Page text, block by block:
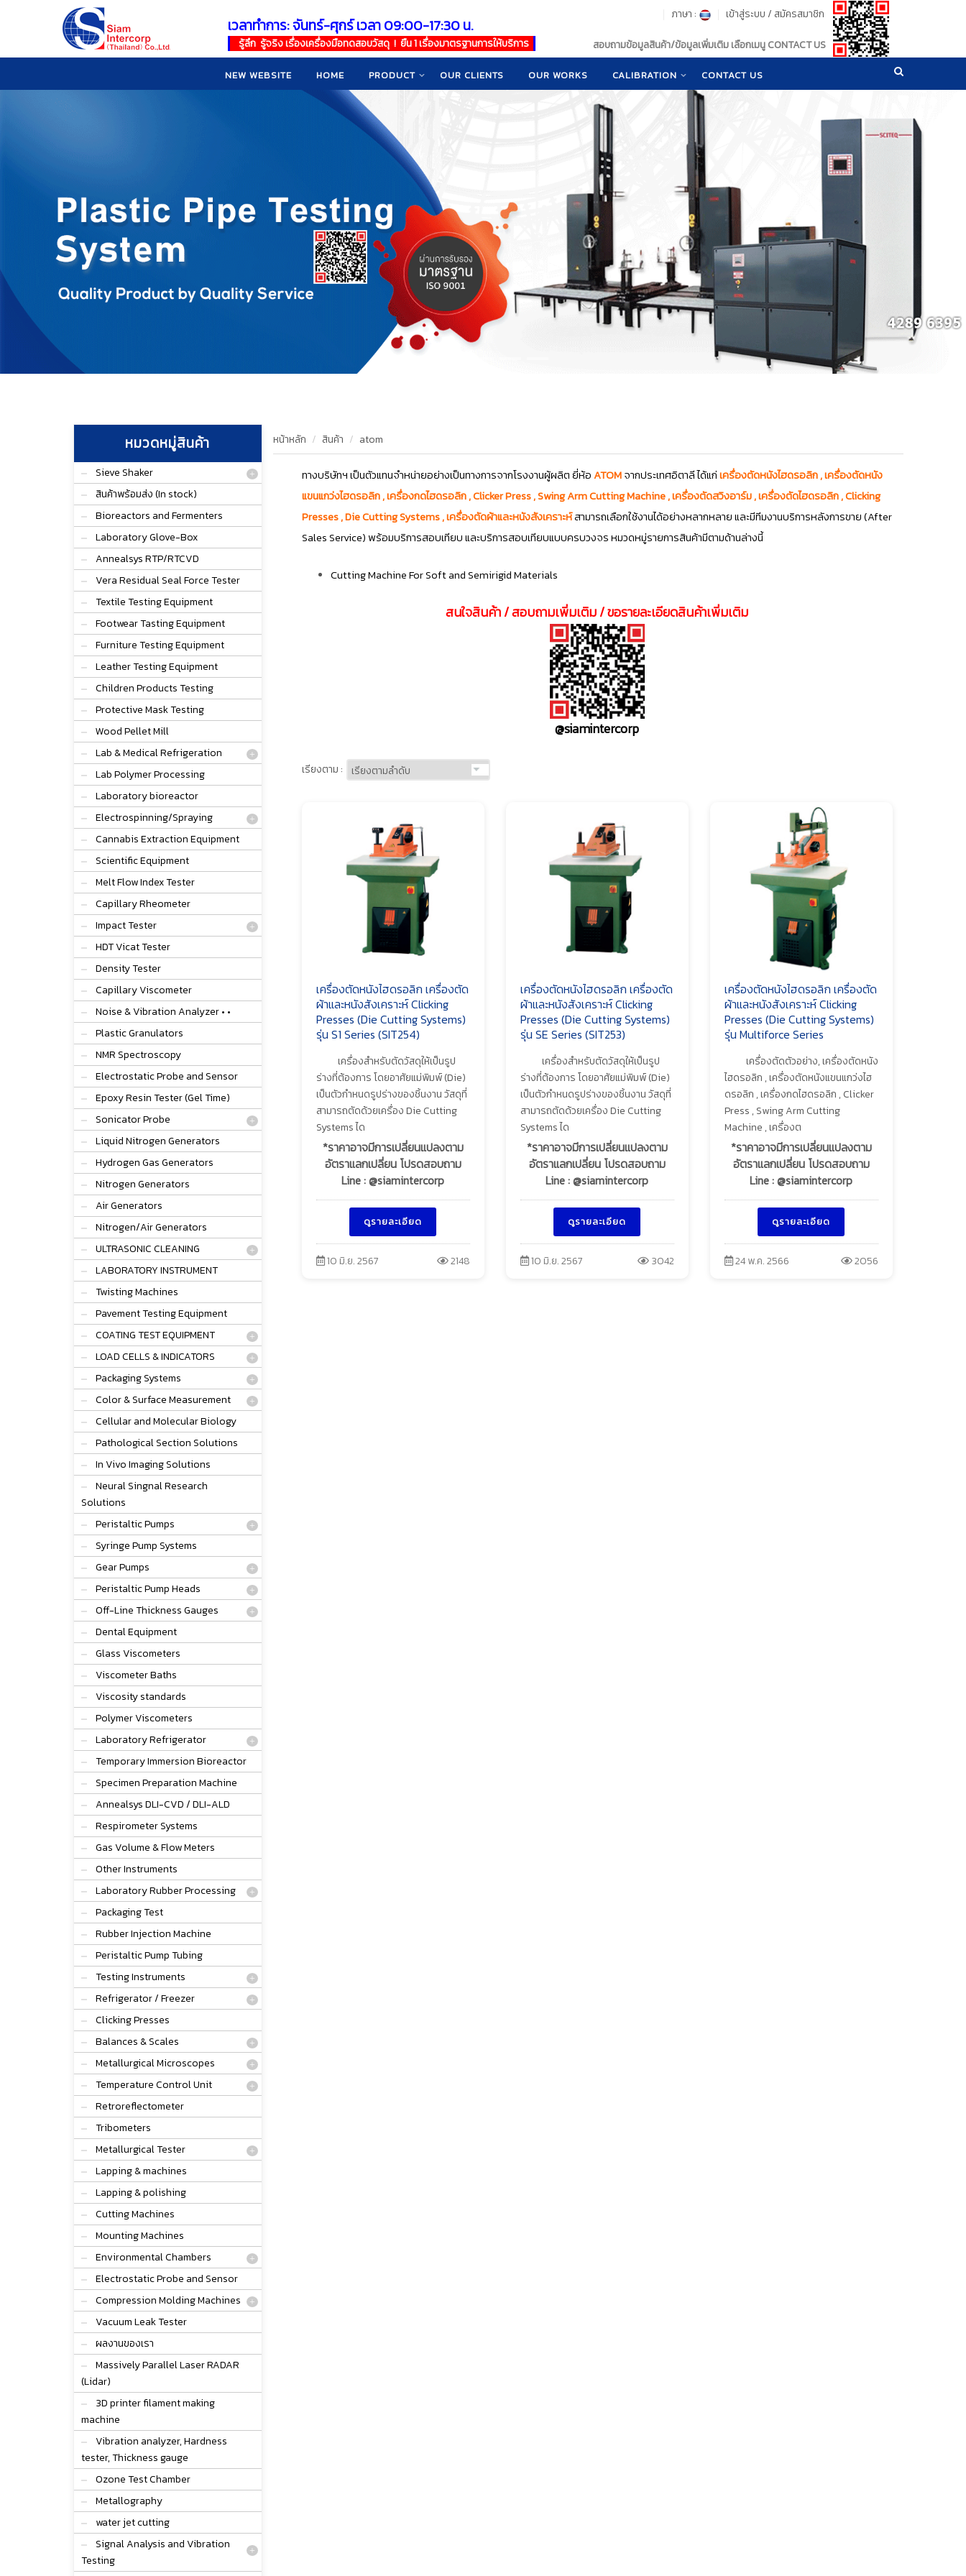
เวลาทำการ: จันทร์-ศุกร์ เวลา 09:00-17:30 น.
รู้ลึก รู้จริง เรื่องเครื่องมือทดสอบวัสดุ ! ยืน 1 เรื่องมาตรฐานการให้บริการ
เข้าสู่ระบบ / สมัครสมาชิก
ภาษา :
สอบถามข้อมูลสินค้า/ข้อมูลเพิ่มเติม เลือกเมนู CONTACT US
NEW WEBSITE HOME PRODUCT OUR CLIENTS OUR WORKS CALIBRATION CONTACT US
หมวดหมู่สินค้า
Sieve Shaker
สินค้าพร้อมส่ง (In stock)
Bioreactors and Fermenters
Laboratory Glove-Box
Annealsys RTP/RTCVD
Vera Residual Seal Force Tester
Textile Testing Equipment
Footwear Tasting Equipment
Furniture Testing Equipment
Leather Testing Equipment
Children Products Testing
Protective Mask Testing
Wood Pellet Mill
Lab & Medical Refrigeration
Lab Polymer Processing
Laboratory bioreactor
Electrospinning/Spraying
Cannabis Extraction Equipment
Scientific Equipment
Melt Flow Index Tester
Capillary Rheometer
Impact Tester
HDT Vicat Tester
Density Tester
Capillary Viscometer
Noise & Vibration Analyzer • •
Plastic Granulators
NMR Spectroscopy
Electrostatic Probe and Sensor
Epoxy Resin Tester (Gel Time)
Sonicator Probe
Liquid Nitrogen Generators
Hydrogen Gas Generators
Nitrogen Generators
Air Generators
Nitrogen/Air Generators
ULTRASONIC CLEANING
LABORATORY INSTRUMENT
Twisting Machines
Pavement Testing Equipment
COATING TEST EQUIPMENT
LOAD CELLS & INDICATORS
Packaging Systems
Color & Surface Measurement
Cellular and Molecular Biology
Pathological Section Solutions
In Vivo Imaging Solutions
Neural Singnal Research
Solutions
Peristaltic Pumps
Syringe Pump Systems
Gear Pumps
Peristaltic Pump Heads
Off-Line Thickness Gauges
Dental Equipment
Glass Viscometers
Viscometer Baths
Viscosity standards
Polymer Viscometers
Laboratory Refrigerator
Temporary Immersion Bioreactor
Specimen Preparation Machine
Annealsys DLI-CVD / DLI-ALD
Respirometer Systems
Gas Volume & Flow Meters
Other Instruments
Laboratory Rubber Processing
Packaging Test
Rubber Injection Machine
Peristaltic Pump Tubing
Testing Instruments
Refrigerator / Freezer
Clicking Presses
Balances & Scales
Metallurgical Microscopes
Temperature Control Unit
Retroreflectometer
Tribometers
Metallurgical Tester
Lapping & machines
Lapping & polishing
Cutting Machines
Mounting Machines
Environmental Chambers
Electrostatic Probe and Sensor
Compression Molding Machines
Vacuum Leak Tester
ผลงานของเรา
Massively Parallel Laser RADAR
(Lidar)
3D printer filament making
machine
Vibration analyzer, Hardness
tester, Thickness gauge
Ozone Test Chamber
Metallography
water jet cutting
Signal Analysis and Vibration
Testing
หน้าหลัก สินค้า atom
ทางบริษัทฯ เป็นตัวแทนจำหน่ายอย่างเป็นทางการจากโรงงานผู้ผลิต ยี่ห้อATOM จากประเทศอิตาลี ได้แก่เครื่องตัดหนังไฮดรอลิก , เครื่องตัดหนัง
แขนแกว่งไฮดรอลิก , เครื่องกดไฮดรอลิก , Clicker Press , Swing Arm Cutting Machine , เครื่องตัดสวิงอาร์ม , เครื่องตัดไฮดรอลิก , Clicking
Presses , Die Cutting Systems , เครื่องตัดผ้าและหนังสังเคราะห์สามารถเลือกใช้งานได้อย่างหลากหลาย และมีทีมงานบริการหลังการขาย (After
Sales Service) พร้อมบริการสอบเทียบ และบริการสอบเทียบแบบครบวงจร หมวดหมู่รายการสินค้ามีตามด้านล่างนี้
Cutting Machine For Soft and Semirigid Materials
สนใจสินค้า / สอบถามเพิ่มเติม / ขอรายละเอียดสินค้าเพิ่มเติม
@siamintercorp
เรียงตาม :
เครื่องตัดหนังไฮดรอลิก เครื่องตัด
ผ้าและหนังสังเคราะห์ Clicking
Presses (Die Cutting Systems)
รุ่น S1 Series (SIT254)
เครื่องสำหรับตัดวัสดุให้เป็นรูป
ร่างที่ต้องการ โดยอาศัยแม่พิมพ์ (Die)
เป็นตัวกำหนดรูปร่างของชิ้นงาน วัสดุที่
สามารถตัดด้วยเครื่อง Die Cutting
Systems ได
*ราคาอาจมีการเปลี่ยนแปลงตาม
อัตราแลกเปลี่ยน โปรดสอบถาม
Line : @siamintercorp
ดูรายละเอียด
10 มิ.ย. 2567 2148
เครื่องตัดหนังไฮดรอลิก เครื่องตัด
ผ้าและหนังสังเคราะห์ Clicking
Presses (Die Cutting Systems)
รุ่น SE Series (SIT253)
เครื่องสำหรับตัดวัสดุให้เป็นรูป
ร่างที่ต้องการ โดยอาศัยแม่พิมพ์ (Die)
เป็นตัวกำหนดรูปร่างของชิ้นงาน วัสดุที่
สามารถตัดด้วยเครื่อง Die Cutting
Systems ได
*ราคาอาจมีการเปลี่ยนแปลงตาม
อัตราแลกเปลี่ยน โปรดสอบถาม
Line : @siamintercorp
ดูรายละเอียด
10 มิ.ย. 2567 3042
เครื่องตัดหนังไฮดรอลิก เครื่องตัด
ผ้าและหนังสังเคราะห์ Clicking
Presses (Die Cutting Systems)
รุ่น Multiforce Series
เครื่องตัดตัวอย่าง, เครื่องตัดหนัง
ไฮดรอลิก , เครื่องตัดหนังแขนแกว่งไฮ
ดรอลิก , เครื่องกดไฮดรอลิก , Clicker
Press , Swing Arm Cutting
Machine , เครื่องต
*ราคาอาจมีการเปลี่ยนแปลงตาม
อัตราแลกเปลี่ยน โปรดสอบถาม
Line : @siamintercorp
ดูรายละเอียด
24 พ.ค. 2566 2056